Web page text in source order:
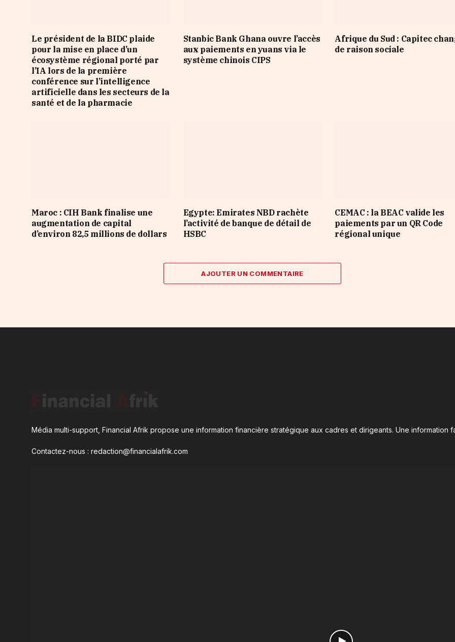
Le président de la BIDC plaide
pour la mise en place d’un
écosystème régional porté par
l’IA lors de la première
conférence sur l’intelligence
artificielle dans les secteurs de la
santé et de la pharmacie
Stanbic Bank Ghana ouvre l’accès
aux paiements en yuans via le
système chinois CIPS
Afrique du Sud : Capitec
de raison sociale
Maroc : CIH Bank finalise une
augmentation de capital
d’environ 82,5 millions de dollars
Egypte: Emirates NBD rachète
l’activité de banque de détail de
HSBC
CEMAC : la BEAC valide les
paiements par un QR Code
régional unique
AJOUTER UN COMMENTAIRE
Média multi-support, Financial Afrik propose une information financière stratégique aux cadres et dirigeants. Une information
Contactez-nous : redaction@financialafrik.com